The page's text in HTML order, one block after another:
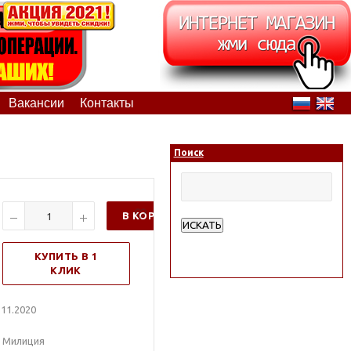
Вакансии Контакты
В КОРЗИНУ
КУПИТЬ В 1
КЛИК
Милиция
Поиск
ИСКАТЬ